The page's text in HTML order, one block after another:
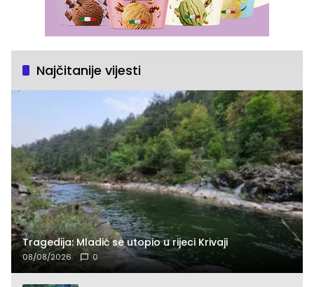
Najčitanije vijesti
Tragedija: Mladić se utopio u rijeci Krivaji
08/08/2026 0